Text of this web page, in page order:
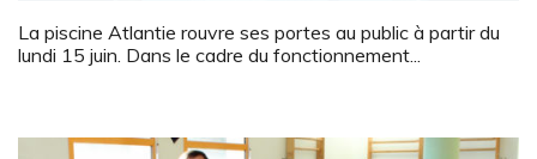
La piscine Atlantie rouvre ses portes au public à partir du
lundi 15 juin. Dans le cadre du fonctionnement...